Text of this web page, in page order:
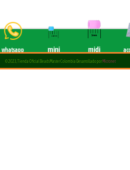
whatsapp
mini midi
© 2023, Tienda Oficial BeadsMaster Colombia Desarrollado por Micronet